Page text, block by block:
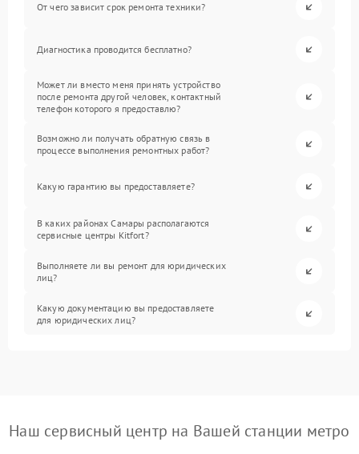
От чего зависит срок ремонта техники?
Диагностика проводится бесплатно?
Может ли вместо меня принять устройство
после ремонта другой человек, контактный
телефон которого я предоставлю?
Возможно ли получать обратную связь в
процессе выполнения ремонтных работ?
Какую гарантию вы предоставляете?
В каких районах Самары располагаются
сервисные центры Kitfort?
Выполняете ли вы ремонт для юридических
лиц?
Какую документацию вы предоставляете
для юридических лиц?
Наш сервисный центр на Вашей станции метро